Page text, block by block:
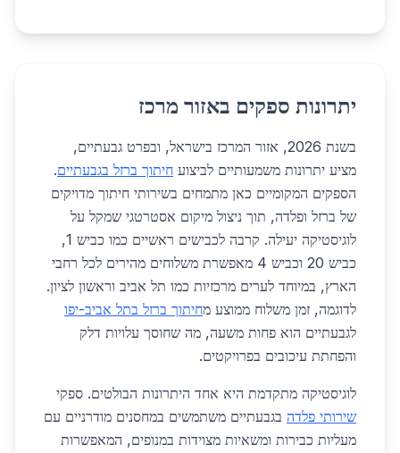
יתרונות ספקים באזור מרכז
בשנת 2026, אזור המרכז בישראל, ובפרט גבעתיים,
מציע יתרונות משמעותיים לביצוע חיתוך ברזל בגבעתיים.
הספקים המקומיים כאן מתמחים בשירותי חיתוך מדויקים
של ברזל ופלדה, תוך ניצול מיקום אסטרטגי שמקל על
לוגיסטיקה יעילה. קרבה לכבישים ראשיים כמו כביש 1,
כביש 20 וכביש 4 מאפשרת משלוחים מהירים לכל רחבי
הארץ, במיוחד לערים מרכזיות כמו תל אביב וראשון לציון.
לדוגמה, זמן משלוח ממוצע מחיתוך ברזל בתל אביב-יפו
לגבעתיים הוא פחות משעה, מה שחוסך עלויות דלק
והפחתת עיכובים בפרויקטים.
לוגיסטיקה מתקדמת היא אחד היתרונות הבולטים. ספקי
שירותי פלדה בגבעתיים משתמשים במחסנים מודרניים עם
מעליות כבירות ומשאיות מצוידות במנופים, המאפשרות